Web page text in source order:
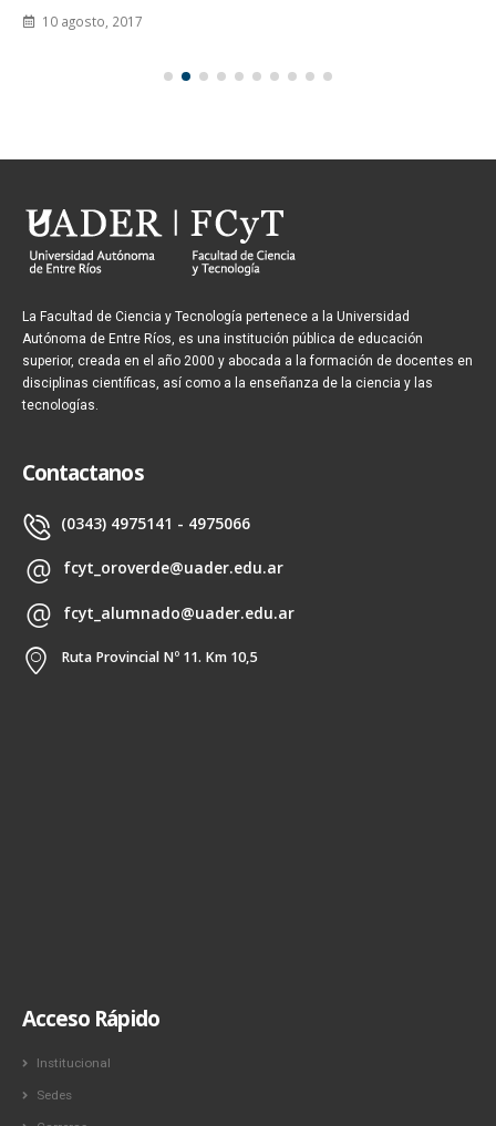
22 noviembre, 2022
La Facultad de Ciencia y Tecnología pertenece a la Universidad
Autónoma de Entre Ríos, es una institución pública de educación
superior, creada en el año 2000 y abocada a la formación de docentes en
disciplinas científicas, así como a la enseñanza de la ciencia y las
tecnologías.
Contactanos
(0343) 4975141 - 4975066
fcyt_oroverde@uader.edu.ar
fcyt_alumnado@uader.edu.ar
Ruta Provincial Nº 11. Km 10,5
Acceso Rápido
Institucional
Sedes